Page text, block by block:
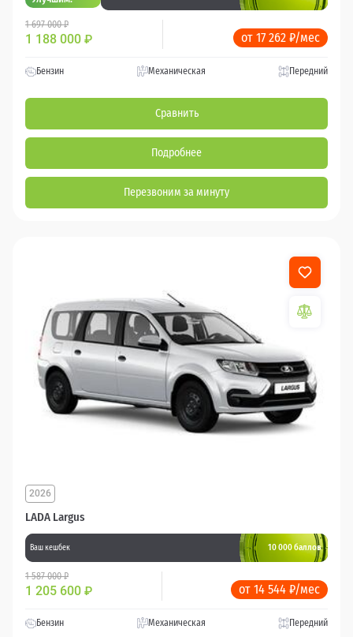
1 697 000 ₽
1 188 000 ₽ от 17 262 ₽/мес
Бензин Механическая Передний
Сравнить
Подробнее
Перезвоним за минуту
LADA Largus
2026
Ваш кешбек 10 000 баллов
1 587 000 ₽
1 205 600 ₽ от 14 544 ₽/мес
Бензин Механическая Передний